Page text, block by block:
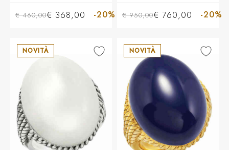
€ 460,00€ 368,00 -20% € 950,00€ 760,00 -20%
NOVITÀ NOVITÀ